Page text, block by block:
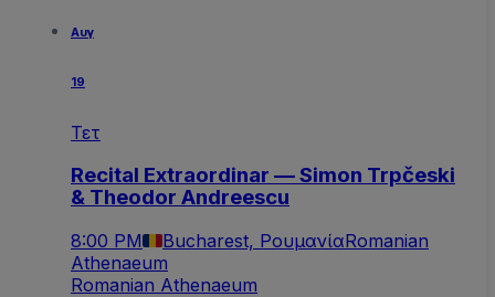
Αυγ
19
Τετ
Recital Extraordinar — Simon Trpčeski
& Theodor Andreescu
8:00 PM Bucharest, ΡουμανίαRomanian
Athenaeum
Romanian Athenaeum